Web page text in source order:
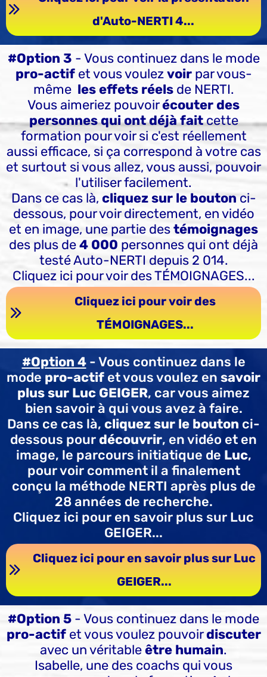
d'Auto-NERTI 4...
#Option 3 - Vous continuez dans le mode
pro-actifet vous voulezvoirpar vous-
même les effets réelsde NERTI.
Vous aimeriez pouvoirécouter des
personnes qui ont déjà faitcette
formation pour voir si c'est réellement
aussi efficace, si ça correspond à votre cas
et surtout si vous allez, vous aussi, pouvoir
l'utiliser facilement.
Dans ce cas là, cliquez sur le boutonci-
dessous, pour voir directement, en vidéo
et en image, une partie destémoignages
des plus de4 000 personnes qui ont déjà
testé Auto-NERTI depuis 2 014.
Cliquez ici pour voir des TÉMOIGNAGES...
Cliquez ici pour voir des
TÉMOIGNAGES...
#Option 4- Vous continuez dans le
mode pro-actif et vous voulez en savoir
plus sur Luc GEIGER, car vous aimez
bien savoir à qui vous avez à faire.
Dans ce cas là, cliquez sur le bouton ci-
dessous pourdécouvrir, en vidéo et en
image, le parcours initiatique de Luc,
pour voir comment il a finalement
conçu la méthode NERTI après plus de
28 années de recherche.
Cliquez ici pour en savoir plus sur Luc
GEIGER...
Cliquez ici pour en savoir plus sur Luc
GEIGER...
#Option 5 - Vous continuez dans le mode
pro-actifet vous voulez pouvoirdiscuter
avec un véritableêtre humain.
Isabelle, une des coachs qui vous